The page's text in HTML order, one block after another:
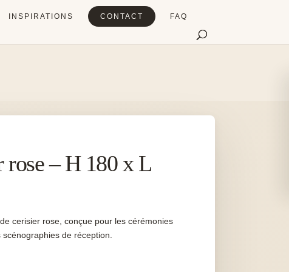
INSPIRATIONS CONTACT FAQ
rose – H 180 x L
cerisier rose, conçue pour les cérémonies
de réception.